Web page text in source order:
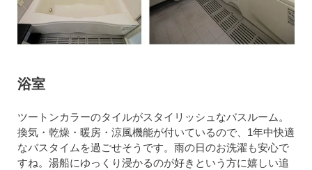
浴室
ツートンカラーのタイルがスタイリッシュなバスルーム。
換気・乾燥・暖房・涼風機能が付いているので、1年中快適
なバスタイムを過ごせそうです。雨の日のお洗濯も安心で
すね。湯船にゆっくり浸かるのが好きという方に嬉しい追